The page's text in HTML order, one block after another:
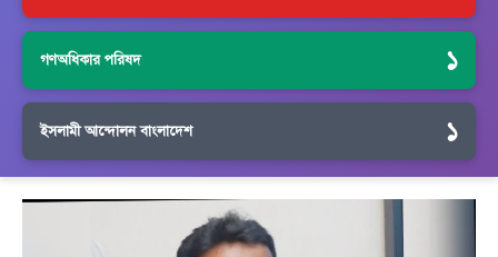
গণঅধিকার পরিষদ ১
ইসলামী আন্দোলন বাংলাদেশ ১